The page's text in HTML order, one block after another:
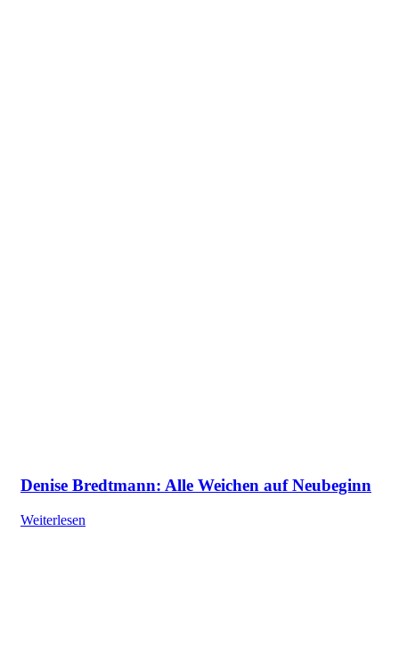
Denise Bredtmann: Alle Weichen auf Neubeginn
Weiterlesen